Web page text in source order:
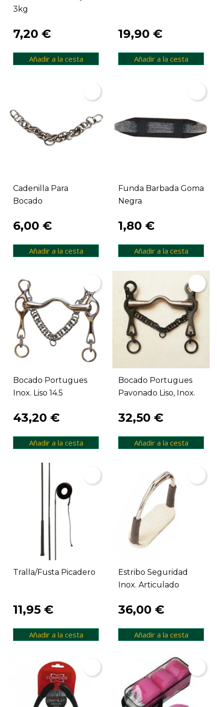
3kg
7,20 €
Añadir a la cesta
19,90 €
Añadir a la cesta
Cadenilla Para
Bocado
6,00 €
Añadir a la cesta
Funda Barbada Goma
Negra
1,80 €
Añadir a la cesta
Bocado Portugues
Inox. Liso 14.5
43,20 €
Añadir a la cesta
Bocado Portugues
Pavonado Liso, Inox.
32,50 €
Añadir a la cesta
Tralla/fusta Picadero
11,95 €
Añadir a la cesta
Estribo Seguridad
Inox. Articulado
36,00 €
Añadir a la cesta